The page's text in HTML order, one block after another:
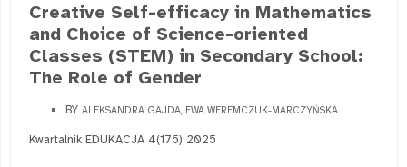
Creative Self-efficacy in Mathematics
and Choice of Science-oriented
Classes (STEM) in Secondary School:
The Role of Gender
BY ALEKSANDRA GAJDA, EWA WEREMCZUK-MARCZYŃSKA
Kwartalnik EDUKACJA 4(175) 2025